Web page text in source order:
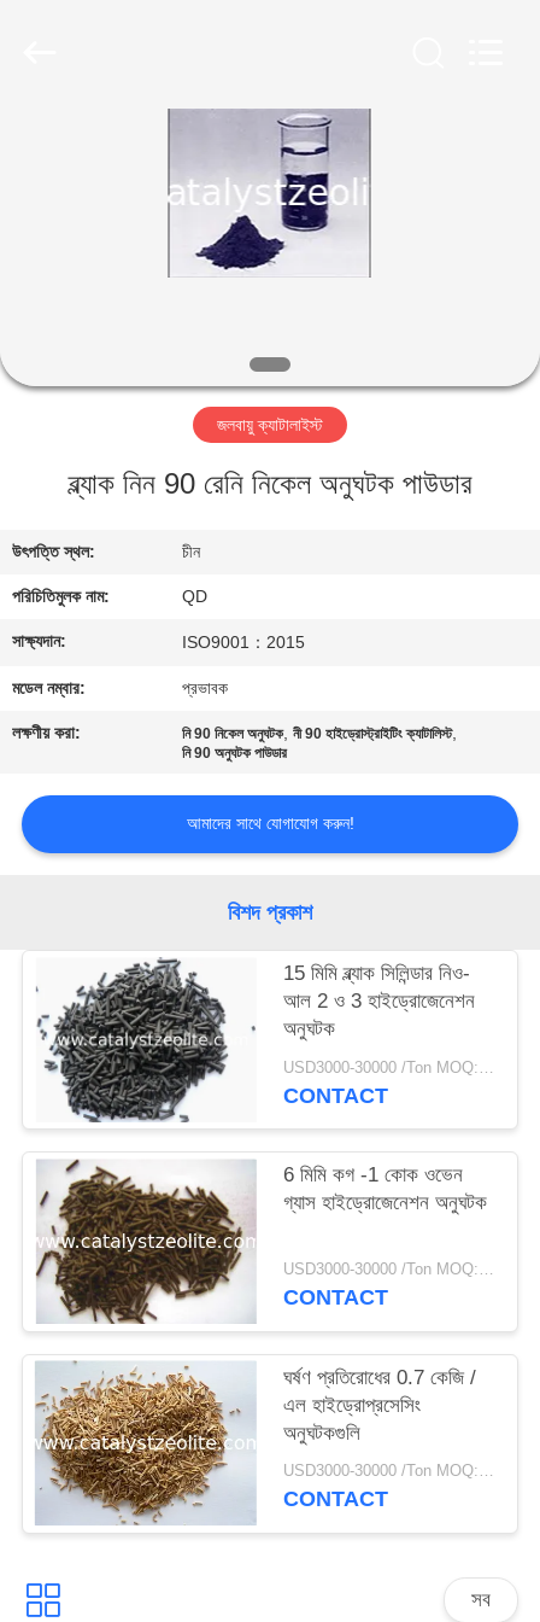
কারখানা
নিয়ন্ত্রণ
যোগাযোগ
করুন
মামলা
ম্যাপ
PRIVACY
POLICY
জলবায়ু ক্যাটালাইস্ট
ব্ল্যাক নিন 90 রেনি নিকেল অনুঘটক পাউডার
উৎপত্তি স্থল: চীন
পরিচিতিমুলক নাম: QD
সাক্ষ্যদান: ISO9001：2015
মডেল নম্বার: প্রভাবক
লক্ষণীয় করা: নি 90 নিকেল অনুঘটক,নী 90 হাইড্রোস্ট্রাইটিং ক্যাটালিস্ট,
নি 90 অনুঘটক পাউডার
আমাদের সাথে যোগাযোগ করুন!
বিশদ প্রকাশ
15 মিমি ব্ল্যাক সিলিন্ডার নিও-
আল 2 ও 3 হাইড্রোজেনেশন
অনুঘটক
USD3000-30000 /Ton MOQ:1 কিলোগ্রাম
CONTACT
6 মিমি কগ -1 কোক ওভেন
গ্যাস হাইড্রোজেনেশন অনুঘটক
USD3000-30000 /Ton MOQ:1 কিলোগ্রাম
CONTACT
ঘর্ষণ প্রতিরোধের 0.7 কেজি /
এল হাইড্রোপ্রসেসিং
অনুঘটকগুলি
USD3000-30000 /Ton MOQ:1 কিলোগ্রাম
CONTACT
সব